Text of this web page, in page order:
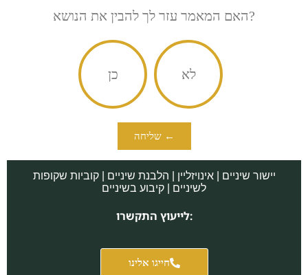
האם המאמר עזר לך להבין את הנושא?
כן לא
שליחה ←
יישור שיניים | אינויזליין | הלבנת שיניים | קוביות שקופות
לשיניים | קיבוע בשיניים
לייעוץ התקשרו:
חייגו אלינו